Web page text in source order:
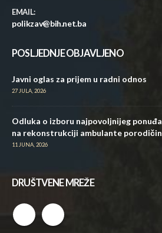
EMAIL:
polikzav@bih.net.ba
POSLJEDNJE OBJAVLJENO
Javni oglas za prijem u radni odnos
27 JULA, 2026
Odluka o izboru najpovoljnijeg
na rekonstrukciji ambulante
11 JUNA, 2026
DRUŠTVENE MREŽE